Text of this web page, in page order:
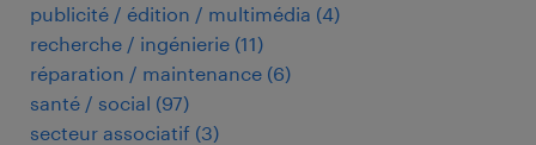
publicité / édition / multimédia (4)
recherche / ingénierie (11)
réparation / maintenance (6)
santé / social (97)
secteur associatif (3)